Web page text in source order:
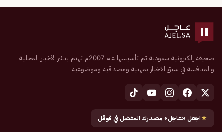
صحيفة إلكترونية سعودية تم تأسيسها عام 2007م تهتم بنشر الأخبار المحلية
والمنافسة في سبق الأخبار بمهنية ومصداقية وموضوعية
★اجعل «عاجل» مصدرك المفضل في قوقل